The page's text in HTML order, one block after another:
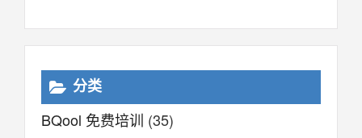
分类
BQool 免费培训 (35)